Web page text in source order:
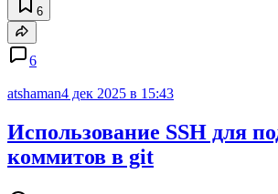
6
6
atshaman4 дек 2025 в 15:43
Использование SSH для
коммитов в git